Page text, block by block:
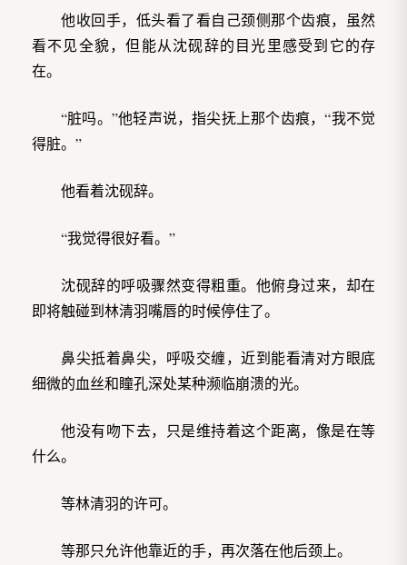
他收回手，低头看了看自己颈侧那个齿痕，虽然
看不见全貌，但能从沈砚辞的目光里感受到它的存
在。
“脏吗。”他轻声说，指尖抚上那个齿痕，“我不觉
得脏。”
他看着沈砚辞。
“我觉得很好看。”
沈砚辞的呼吸骤然变得粗重。他俯身过来，却在
即将触碰到林清羽嘴唇的时候停住了。
鼻尖抵着鼻尖，呼吸交缠，近到能看清对方眼底
细微的血丝和瞳孔深处某种濒临崩溃的光。
他没有吻下去，只是维持着这个距离，像是在等
什么。
等林清羽的许可。
等那只允许他靠近的手，再次落在他后颈上。